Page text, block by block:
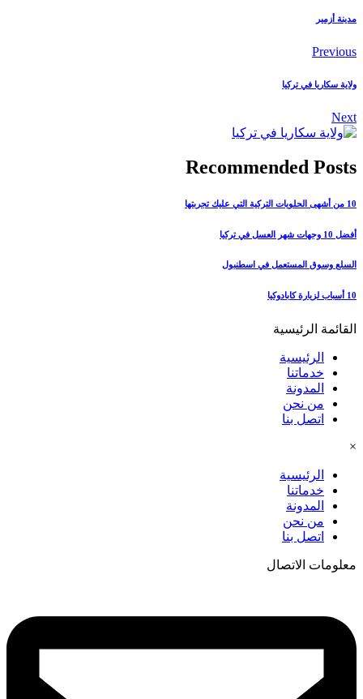
مدينة أزمير
Previous
ولاية سكاريا في تركيا
Next
Recommended Posts
10 من أشهى الحلويات التركية التي عليك تجربتها
أفضل 10 وجهات شهر العسل في تركيا
السلع وسوق المستعمل في اسطنبول
10 أسباب لزيارة كابادوكيا
القائمة الرئيسية
الرئيسية
خدماتنا
المدونة
من نحن
اتصل بنا
×
الرئيسية
خدماتنا
المدونة
من نحن
اتصل بنا
معلومات الاتصال